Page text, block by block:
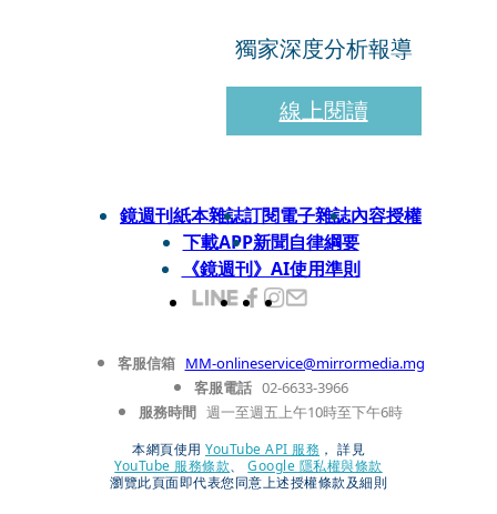
獨家深度分析報導
線上閱讀
鏡週刊紙本雜誌訂閱電子雜誌內容授權
下載APP新聞自律綱要
《鏡週刊》AI使用準則
客服信箱 MM-onlineservice@mirrormedia.mg
客服電話 02-6633-3966
服務時間 週一至週五上午10時至下午6時
本網頁使用 YouTube API 服務 ， 詳見
YouTube 服務條款、
Google 隱私權與條款
瀏覽此頁面即代表您同意上述授權條款及細則